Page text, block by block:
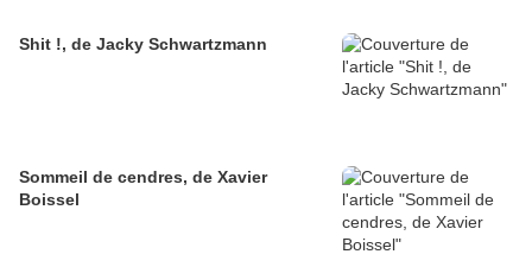
Shit !, de Jacky Schwartzmann
Sommeil de cendres, de Xavier
Boissel